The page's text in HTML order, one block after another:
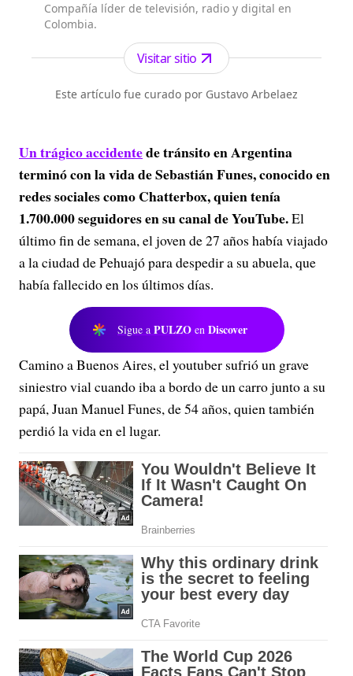
Compañía líder de televisión, radio y digital en
Colombia.
Visitar sitio
Este artículo fue curado por Gustavo Arbelaez
Un trágico accidentede tránsito en Argentina
terminó con la vida de Sebastián Funes, conocido en
redes sociales como Chatterbox, quien tenía
1.700.000 seguidores en su canal de YouTube.El
último fin de semana, el joven de 27 años había viajado
a la ciudad de Pehuajó para despedir a su abuela, que
había fallecido en los últimos días.
Sigue a PULZO en Discover
Camino a Buenos Aires, el youtuber sufrió un grave
siniestro vial cuando iba a bordo de un carro junto a su
papá, Juan Manuel Funes, de 54 años, quien también
perdió la vida en el lugar.